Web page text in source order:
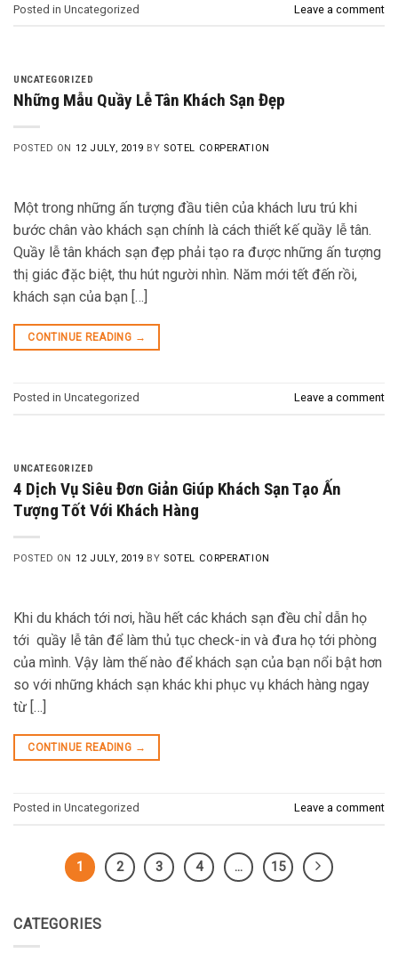
Posted in Uncategorized Leave a comment
UNCATEGORIZED
Những Mẫu Quầy Lễ Tân Khách Sạn Đẹp
POSTED ON 12 JULY, 2019 BY SOTEL CORPERATION
Một trong những ấn tượng đầu tiên của khách lưu trú khi
bước chân vào khách sạn chính là cách thiết kế quầy lễ tân.
Quầy lễ tân khách sạn đẹp phải tạo ra được những ấn tượng
thị giác đặc biệt, thu hút người nhìn. Năm mới tết đến rồi,
khách sạn của bạn […]
CONTINUE READING →
Posted in Uncategorized Leave a comment
UNCATEGORIZED
4 Dịch Vụ Siêu Đơn Giản Giúp Khách Sạn Tạo Ấn
Tượng Tốt Với Khách Hàng
POSTED ON 12 JULY, 2019 BY SOTEL CORPERATION
Khi du khách tới nơi, hầu hết các khách sạn đều chỉ dẫn họ
tới quầy lễ tân để làm thủ tục check-in và đưa họ tới phòng
của mình. Vậy làm thế nào để khách sạn của bạn nổi bật hơn
so với những khách sạn khác khi phục vụ khách hàng ngay
từ […]
CONTINUE READING →
Posted in Uncategorized Leave a comment
1 2 3 4 … 15
CATEGORIES